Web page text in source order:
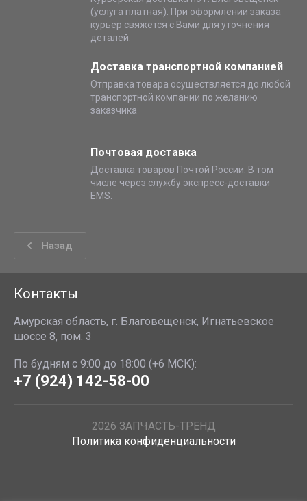
(услуга платная). При оформлении заказа
курьер свяжется с Вами для уточнения
деталей.
Доставка транспортной компанией
Отправка товара осуществляется до любой
транспортной компании по желанию
заказчика
Почтовая доставка
Доставка товаров Почтой России. В том
числе через службу экспресс-доставки
EMS.
Назад
Контакты
Амурская область, г. Благовещенск, Игнатьевское
шоссе 8, пом. 3
По будням с 9:00 до 18:00 (+6 МСК):
+7 (924) 142-58-00
2026 ЗАПЧАСТЬ-ТРЕНД
Политика конфиденциальности